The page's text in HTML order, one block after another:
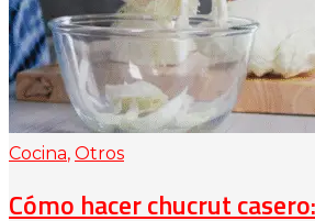
Cocina, Otros
Cómo hacer chucrut